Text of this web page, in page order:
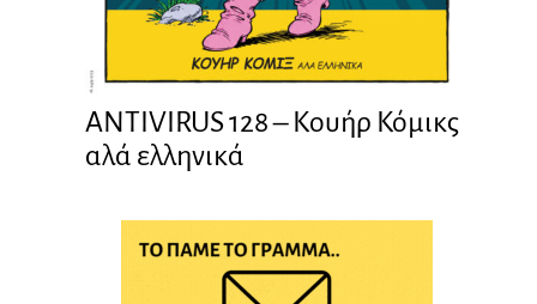
ANTIVIRUS 128 – Kουήρ Κόμικς
αλά ελληνικά